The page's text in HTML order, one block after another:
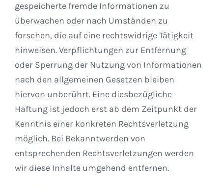
gespeicherte fremde Informationen zu
überwachen oder nach Umständen zu
forschen, die auf eine rechtswidrige Tätigkeit
hinweisen. Verpflichtungen zur Entfernung
oder Sperrung der Nutzung von Informationen
nach den allgemeinen Gesetzen bleiben
hiervon unberührt. Eine diesbezügliche
Haftung ist jedoch erst ab dem Zeitpunkt der
Kenntnis einer konkreten Rechtsverletzung
möglich. Bei Bekanntwerden von
entsprechenden Rechtsverletzungen werden
wir diese Inhalte umgehend entfernen.